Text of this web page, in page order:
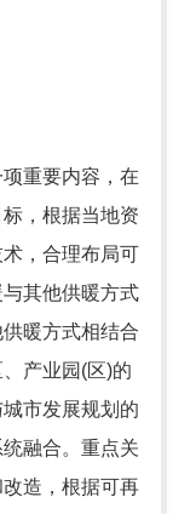
重要内容，在
，根据当地资
，合理布局可
其他供暖方式
暖方式相结合
产业园(区)的
市发展规划的
融合。重点关
造，根据可再